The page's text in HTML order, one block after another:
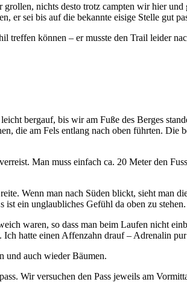
nichts desto trotz campten wir hier und
er sei bis auf die bekannte eisige Stelle gut
können – er musste den Trail leider
bergauf, bis wir am Fuße des Berges
die am Fels entlang nach oben führten. Die
Man muss einfach ca. 20 Meter den
Wenn man nach Süden blickt, sieht man
ist ein unglaubliches Gefühl da oben zu stehen.
waren, so dass man beim Laufen nicht
hatte einen Affenzahn drauf – Adrenalin
und auch wieder Bäumen.
Wir versuchen den Pass jeweils am